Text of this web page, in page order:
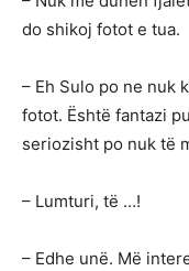
do shikoj fotot e tua.
– Eh Sulo po ne nuk
fotot. Është fantazi
seriozisht po nuk të
– Lumturi, të …!
– Edhe unë. Më